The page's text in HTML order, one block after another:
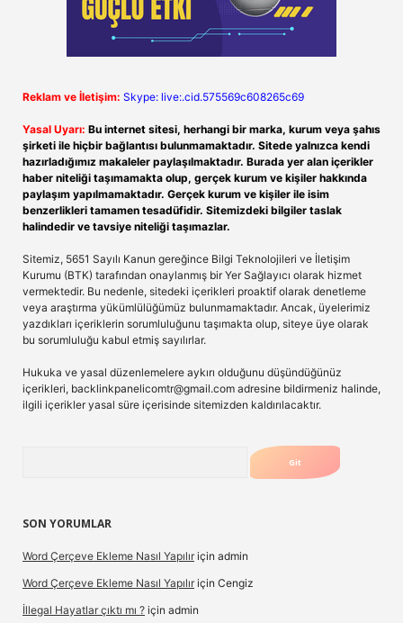
Reklam ve İletişim: Skype: live:.cid.575569c608265c69
Yasal Uyarı: Bu internet sitesi, herhangi bir marka, kurum veya şahıs
şirketi ile hiçbir bağlantısı bulunmamaktadır. Sitede yalnızca kendi
hazırladığımız makaleler paylaşılmaktadır. Burada yer alan içerikler
haber niteliği taşımamakta olup, gerçek kurum ve kişiler hakkında
paylaşım yapılmamaktadır. Gerçek kurum ve kişiler ile isim
benzerlikleri tamamen tesadüfidir. Sitemizdeki bilgiler taslak
halindedir ve tavsiye niteliği taşımazlar.
Sitemiz, 5651 Sayılı Kanun gereğince Bilgi Teknolojileri ve İletişim
Kurumu (BTK) tarafından onaylanmış bir Yer Sağlayıcı olarak hizmet
vermektedir. Bu nedenle, sitedeki içerikleri proaktif olarak denetleme
veya araştırma yükümlülüğümüz bulunmamaktadır. Ancak, üyelerimiz
yazdıkları içeriklerin sorumluluğunu taşımakta olup, siteye üye olarak
bu sorumluluğu kabul etmiş sayılırlar.
Hukuka ve yasal düzenlemelere aykırı olduğunu düşündüğünüz
içerikleri, backlinkpanelicomtr@gmail.com adresine bildirmeniz halinde,
ilgili içerikler yasal süre içerisinde sitemizden kaldırılacaktır.
SON YORUMLAR
Word Çerçeve Ekleme Nasıl Yapılır için admin
Word Çerçeve Ekleme Nasıl Yapılır için Cengiz
İllegal Hayatlar çıktı mı ? için admin